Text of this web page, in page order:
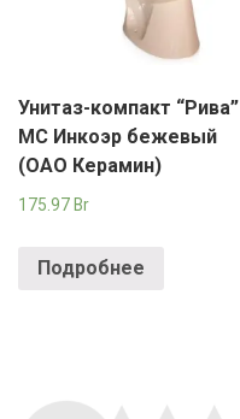
Унитаз-компакт “Рива”
МС Инкоэр бежевый
(ОАО Керамин)
175.97 Br
Подробнее